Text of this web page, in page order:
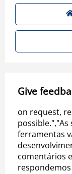
Give
on request,
ferramentas
comentários